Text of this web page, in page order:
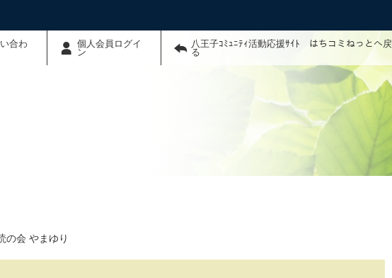
合わ
個人会員ログイ
ン
八王子ｺﾐｭﾆﾃｨ活動応援ｻｲﾄ はちコミねっとへ戻
る
の会 やまゆり